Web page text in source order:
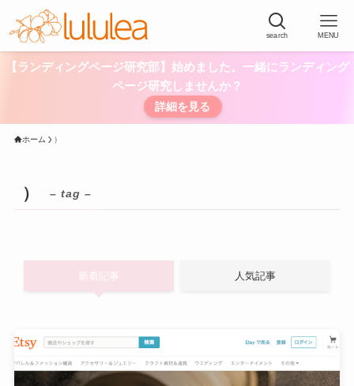
search MENU
【ランディングページ研究部】始めました。一緒にランディング
ページ研究しませんか？
詳細を見る
ホーム ）
） – tag –
新着記事 人気記事